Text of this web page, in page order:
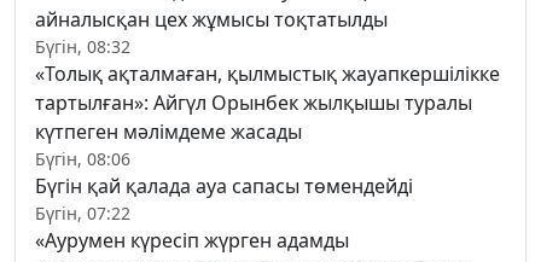
айналысқан цех жұмысы тоқтатылды
Бүгін, 08:32
«Толық ақталмаған, қылмыстық жауапкершілікке
тартылған»: Айгүл Орынбек жылқышы туралы
күтпеген мәлімдеме жасады
Бүгін, 08:06
Бүгін қай қалада ауа сапасы төмендейді
Бүгін, 07:22
«Аурумен күресіп жүрген адамды